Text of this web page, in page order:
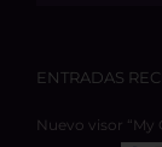
ENTRADAS
Nuevo visor “My